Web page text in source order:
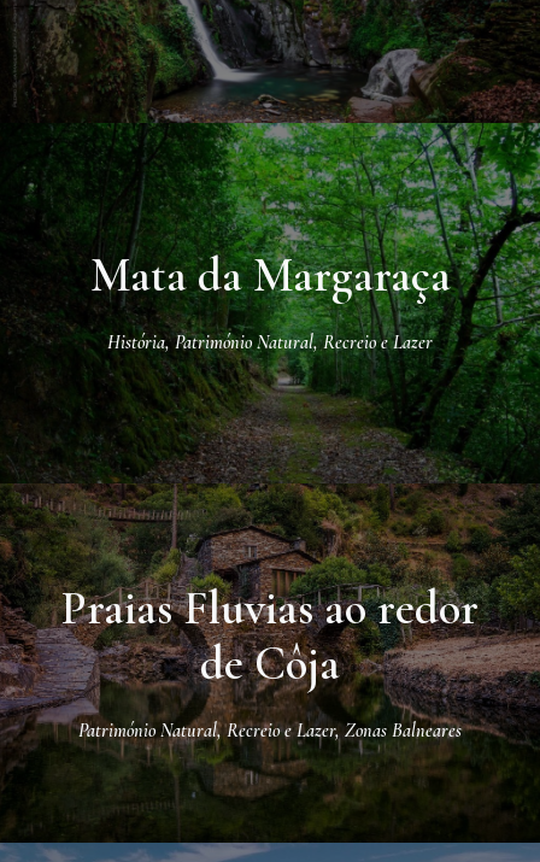
Mata da Margaraça
História,Património Natural,Recreio e Lazer
Praias Fluvias ao redor
de Côja
Património Natural,Recreio e Lazer,Zonas Balneares